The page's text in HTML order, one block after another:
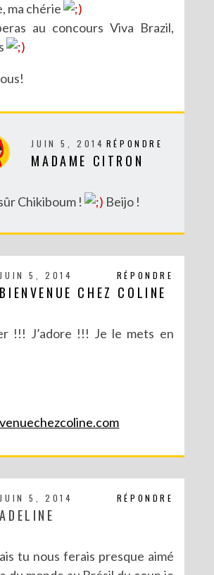
COUCOU SUISSE DES TEMPS MODERNES
MES CORBEILLES DE BUREAU DENTELLÉES
DE PAPIER (TROPHÉES EN ORIGAMI)
ma chérie
au concours Viva Brazil,
RÉPONDRE
JUIN 5, 2014
MADAME CITRON
Chikiboum ! Beijo !
RÉPONDRE
JUIN 5, 2014
BIENVENUE CHEZ COLINE
!!! J’adore !!! Je le mets en
RÉPONDRE
JUIN 5, 2014
ADELINE
tu nous ferais presque aimé